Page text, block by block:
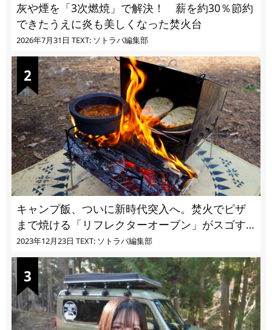
灰や煙を「3次燃焼」で解決！ 薪を約30％節約
できたうえに炎も美しくなった焚火台
2026年7月31日 TEXT: ソトラバ編集部
キャンプ飯、ついに新時代突入へ。焚火でピザ
まで焼ける「リフレクターオーブン」がスゴす
ぎる
2023年12月23日 TEXT: ソトラバ編集部